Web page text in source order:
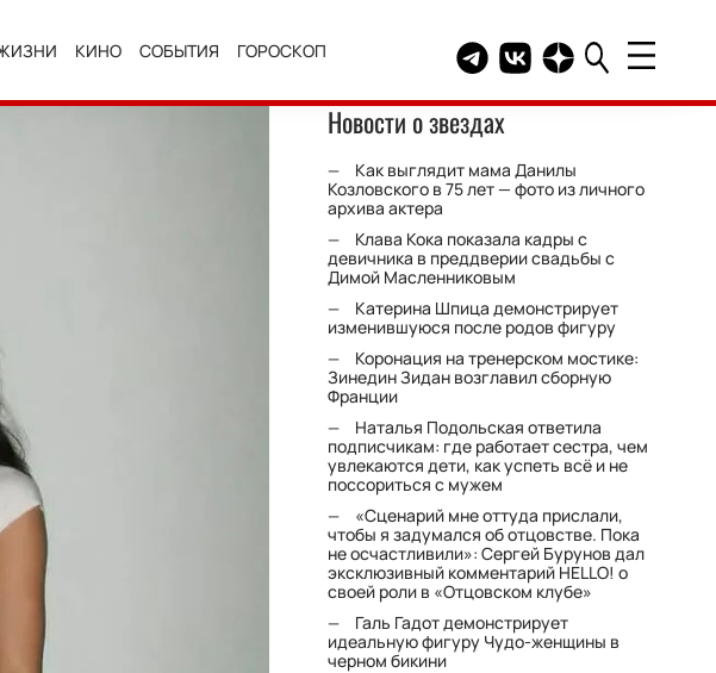
КИНО СОБЫТИЯ ГОРОСКОП Telegram канал HELLO
Группа HELLO
Канал HELLO в
Новости о звездах
Как выглядит мама Данилы
Козловского в 75 лет — фото из личного
архива актера
Клава Кока показала кадры с
девичника в преддверии свадьбы с
Димой Масленниковым
Катерина Шпица демонстрирует
изменившуюся после родов фигуру
Коронация на тренерском мостике:
Зинедин Зидан возглавил сборную
Франции
Наталья Подольская ответила
подписчикам: где работает сестра, чем
увлекаются дети, как успеть всё и не
поссориться с мужем
«Сценарий мне оттуда прислали,
чтобы я задумался об отцовстве. Пока
не осчастливили»: Сергей Бурунов дал
эксклюзивный комментарий HELLO! о
своей роли в «Отцовском клубе»
Галь Гадот демонстрирует
идеальную фигуру Чудо-женщины в
черном бикини